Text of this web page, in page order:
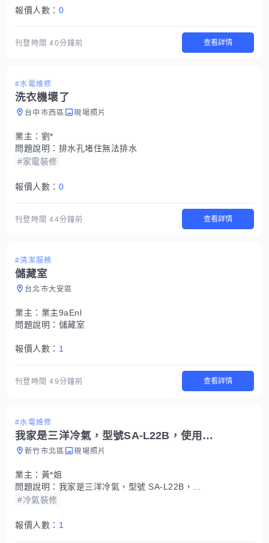
報價人數： 0
刊登時間40分鐘前 查看詳情
#水電維修
洗衣機壞了
台中市西區 現場照片
業主： 劉*
問題說明： 排水孔堵住無法排水
#家電裝修
報價人數： 0
刊登時間44分鐘前 查看詳情
#清潔服務
儲藏室
台北市大安區
業主： 業主9aEnl
問題說明： 儲藏室
報價人數： 1
刊登時間49分鐘前 查看詳情
#水電維修
我家是三洋冷氣，型號SA-L22B，使用大概10年左右。今天突然不會冷
新竹市北區 現場照片
業主： 黃*姐
問題說明： 我家是三洋冷氣，型號 SA-L22B，使用大概10年左右。 今天突然不會冷，設定25度但吹出來是常溫，濾網也有清洗過，也已重新拔插頭開機。 想請問可以安排師傅到府檢查嗎？ 檢查費用大概多少？
#冷氣裝修
報價人數： 1